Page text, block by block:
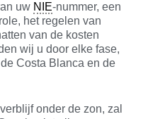
uw NIE-nummer, een
het regelen van
van de kosten
wij u door elke fase,
Costa Blanca en de
onder de zon, zal